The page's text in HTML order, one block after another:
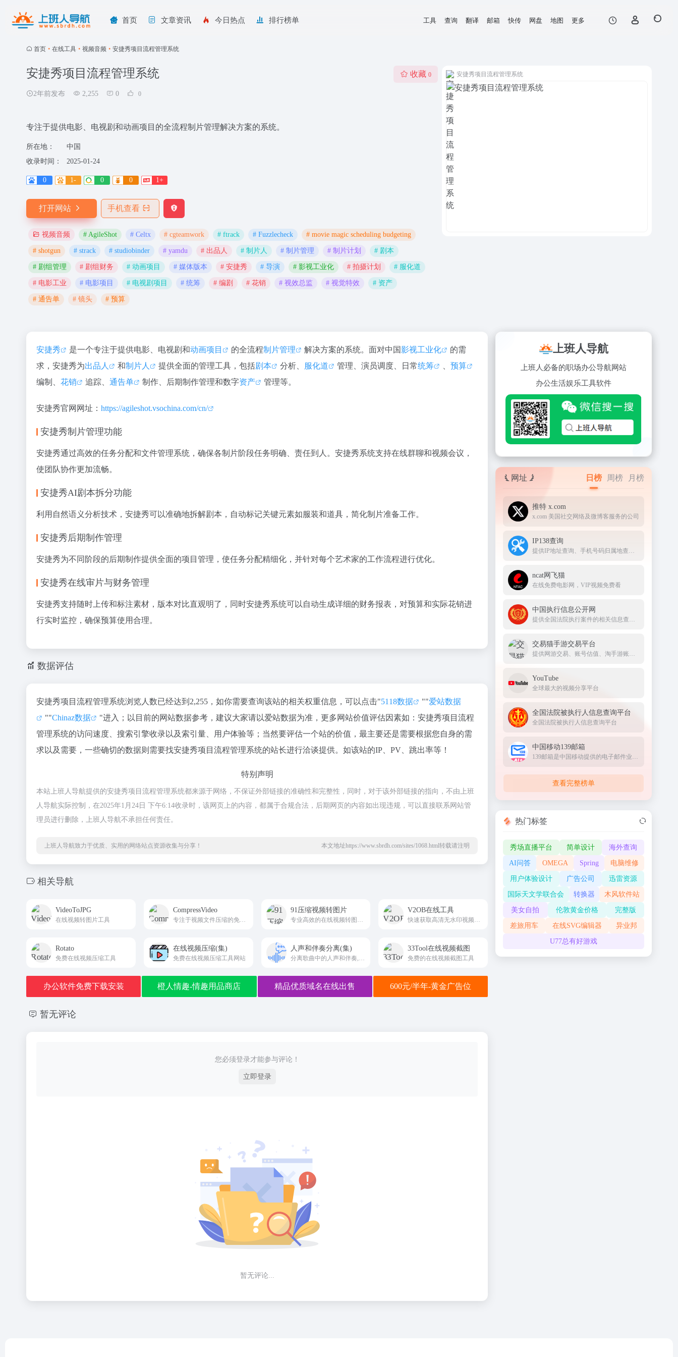
首页 文章资讯 今日热点 排行榜单 工具 查询 翻译 邮箱 快传 网盘 地图 更多
首页 • 在线工具 • 视频音频 • 安捷秀项目流程管理系统
安捷秀项目流程管理系统
2年前发布 2,255 0 0
收藏 0
专注于提供电影、电视剧和动画项目的全流程制片管理解决方案的系统。
所在地：
中国
收录时间：
2025-01-24
0 1- 0 0 1+
打开网站 手机查看
视频音频 # AgileShot # Celtx # cgteamwork # ftrack # Fuzzlecheck # movie magic scheduling budgeting
# shotgun # strack # studiobinder # yamdu # 出品人 # 制片人 # 制片管理 # 制片计划 # 剧本
# 剧组管理 # 剧组财务 # 动画项目 # 媒体版本 # 安捷秀 # 导演 # 影视工业化 # 拍摄计划 # 服化道
# 电影工业 # 电影项目 # 电视剧项目 # 统筹 # 编剧 # 花销 # 视效总监 # 视觉特效 # 资产
# 通告单 # 镜头 # 预算
安捷秀项目流程管理系统
安捷秀 是一个专注于提供电影、电视剧和动画项目 的全流程制片管理 解决方案的系统。面对中国影视工业化
的需
求，安捷秀为出品人 和制片人 提供全面的管理工具，包括剧本 分析、 服化道 管理、演员调度、日常统筹
预算
编制、 花销 追踪、 通告单 制作、后期制作管理和数字资产 管理等。
安捷秀官网网址： https://agileshot.vsochina.com/cn/
安捷秀制片管理功能
安捷秀通过高效的任务分配和文件管理系统，确保各制片阶段任务明确、责任到人。安捷秀系统支持在线群聊和视频会议，
使团队协作更加流畅。
安捷秀AI剧本拆分功能
利用自然语义分析技术，安捷秀可以准确地拆解剧本，自动标记关键元素如服装和道具，简化制片准备工作。
安捷秀后期制作管理
安捷秀为不同阶段的后期制作提供全面的项目管理，使任务分配精细化，并针对每个艺术家的工作流程进行优化。
安捷秀在线审片与财务管理
安捷秀支持随时上传和标注素材，版本对比直观明了，同时安捷秀系统可以自动生成详细的财务报表，对预算和实际花销进
行实时监控，确保预算使用合理。
数据评估
安捷秀项目流程管理系统浏览人数已经达到2,255，如你需要查询该站的相关权重信息，可以点击"5118数据 ""爱站数据
""Chinaz数据
"进入；以目前的网站数据参考，建议大家请以爱站数据为准，更多网站价值评估因素如：安捷秀项目流程
管理系统的访问速度、搜索引擎收录以及索引量、用户体验等；当然要评估一个站的价值，最主要还是需要根据您自身的需
求以及需要，一些确切的数据则需要找安捷秀项目流程管理系统的站长进行洽谈提供。如该站的IP、PV、跳出率等！
特别声明
本站上班人导航提供的安捷秀项目流程管理系统都来源于网络，不保证外部链接的准确性和完整性，同时，对于该外部链接的指向，不由上班
人导航实际控制，在2025年1月24日 下午6:14收录时，该网页上的内容，都属于合规合法，后期网页的内容如出现违规，可以直接联系网站管
理员进行删除，上班人导航不承担任何责任。
上班人导航致力于优质、实用的网络站点资源收集与分享！ 本文地址https://www.sbrdh.com/sites/1068.html转载请注明
相关导航
VideoToJPG
在线视频转图片工具
CompressVideo 91压缩视频转图片 V2OB在线工具
Rotato
免费在线视频压缩工具
在线视频压缩(集)
免费在线视频压缩工具网站
人声和伴奏分离(集) 33Tool在线视频截图
免费的在线视频截图工具
办公软件免费下载安装 橙人情趣-情趣用品商店 精品优质域名在线出售 600元/半年-黄金广告位
暂无评论
您必须登录才能参与评论！
立即登录
暂无评论...
上班人导航
上班人必备的职场办公导航网站
办公生活娱乐工具软件
网址 日榜 周榜 月榜
推特 x.com
x.com 美国社交网络及微博客服务的公司
IP138查询
提供IP地址查询、手机号码归属地查询、邮政编码查询及身份证号码验证等服务
ncat网飞猫
在线免费电影网，VIP视频免费看
中国执行信息公开网
提供全国法院执行案件的相关信息查询服务
交易猫手游交易平台
提供网游交易、账号估值、淘手游账号、装备道具交易、买号卖号、游戏代练、苹果代充值、游戏充值、首充号等服务，手游交易就上交易猫官网
YouTube
全球最大的视频分享平台
全国法院被执行人信息查询平台
全国法院被执行人信息查询平台
中国移动139邮箱
139邮箱是中国移动提供的电子邮件业务，以手机号@139.com作为邮箱地址，来邮短信及时提醒,同时提供WEB、WAP、短彩信、APP等多种方式，随时随地收发邮件
查看完整榜单
热门标签
秀场直播平台 简单设计 海外查询
AI问答 OMEGA Spring 电脑维修
用户体验设计 广告公司 迅雷资源
国际天文学联合会 转换器 木风软件站
美女自拍 伦敦黄金价格 完整版
差旅用车 在线SVG编辑器 异业邦
U77总有好游戏